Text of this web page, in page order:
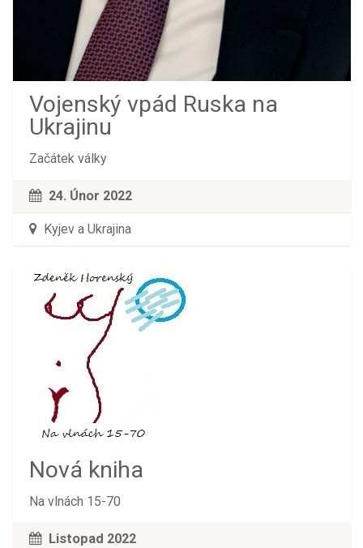
Vojenský vpád Ruska na
Ukrajinu
Začátek války
24. Únor 2022
Kyjev a Ukrajina
Nová kniha
Na vlnách 15-70
Listopad 2022